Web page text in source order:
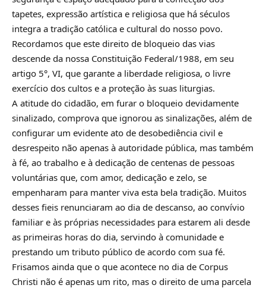
tapetes, expressão artística e religiosa que há séculos
integra a tradição católica e cultural do nosso povo.
Recordamos que este direito de bloqueio das vias
descende da nossa Constituição Federal/1988, em seu
artigo 5°, VI, que garante a liberdade religiosa, o livre
exercício dos cultos e a proteção às suas liturgias.
A atitude do cidadão, em furar o bloqueio devidamente
sinalizado, comprova que ignorou as sinalizações, além de
configurar um evidente ato de desobediência civil e
desrespeito não apenas à autoridade pública, mas também
à fé, ao trabalho e à dedicação de centenas de pessoas
voluntárias que, com amor, dedicação e zelo, se
empenharam para manter viva esta bela tradição. Muitos
desses fieis renunciaram ao dia de descanso, ao convívio
familiar e às próprias necessidades para estarem ali desde
as primeiras horas do dia, servindo à comunidade e
prestando um tributo público de acordo com sua fé.
Frisamos ainda que o que acontece no dia de Corpus
Christi não é apenas um rito, mas o direito de uma parcela